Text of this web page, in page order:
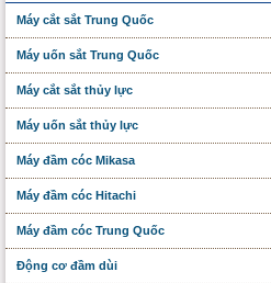
Máy cắt sắt Trung Quốc
Máy uốn sắt Trung Quốc
Máy cắt sắt thủy lực
Máy uốn sắt thủy lực
Máy đầm cóc Mikasa
Máy đầm cóc Hitachi
Máy đầm cóc Trung Quốc
Động cơ đầm dùi